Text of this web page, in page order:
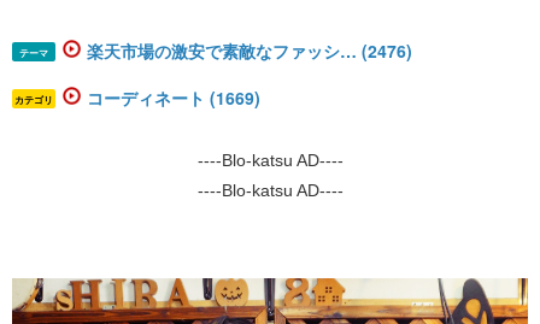
テーマ 楽天市場の激安で素敵なファッシ… (2476)
カテゴリ コーディネート (1669)
----Blo-katsu AD----
----Blo-katsu AD----